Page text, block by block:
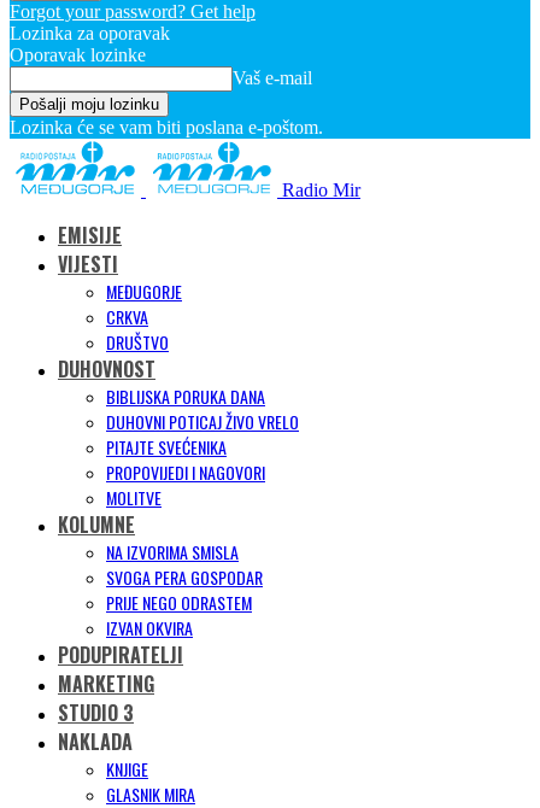
Forgot your password? Get help
Lozinka za oporavak
Oporavak lozinke
Vaš e-mail
Lozinka će se vam biti poslana e-poštom.
Radio Mir
EMISIJE
VIJESTI
MEĐUGORJE
CRKVA
DRUŠTVO
DUHOVNOST
BIBLIJSKA PORUKA DANA
DUHOVNI POTICAJ ŽIVO VRELO
PITAJTE SVEĆENIKA
PROPOVIJEDI I NAGOVORI
MOLITVE
KOLUMNE
NA IZVORIMA SMISLA
SVOGA PERA GOSPODAR
PRIJE NEGO ODRASTEM
IZVAN OKVIRA
PODUPIRATELJI
MARKETING
STUDIO 3
NAKLADA
KNJIGE
GLASNIK MIRA